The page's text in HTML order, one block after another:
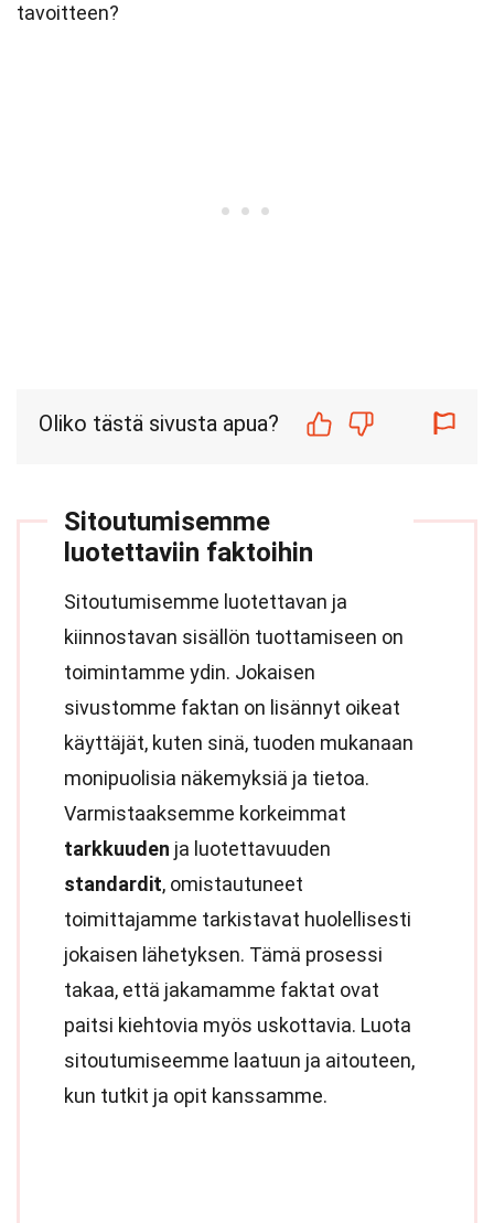
tavoitteen?
Oliko tästä sivusta apua?
Sitoutumisemme
luotettaviin faktoihin
Sitoutumisemme luotettavan ja
kiinnostavan sisällön tuottamiseen on
toimintamme ydin. Jokaisen
sivustomme faktan on lisännyt oikeat
käyttäjät, kuten sinä, tuoden mukanaan
monipuolisia näkemyksiä ja tietoa.
Varmistaaksemme korkeimmat
tarkkuuden ja luotettavuuden
standardit, omistautuneet
toimittajamme tarkistavat huolellisesti
jokaisen lähetyksen. Tämä prosessi
takaa, että jakamamme faktat ovat
paitsi kiehtovia myös uskottavia. Luota
sitoutumiseemme laatuun ja aitouteen,
kun tutkit ja opit kanssamme.